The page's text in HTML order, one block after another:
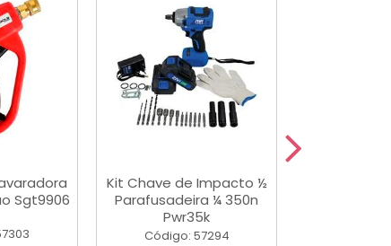
Sgt9906
Kit Chave de Impacto ½
Parafusadeira ¼ 350n
Pwr35k
Código: 57294